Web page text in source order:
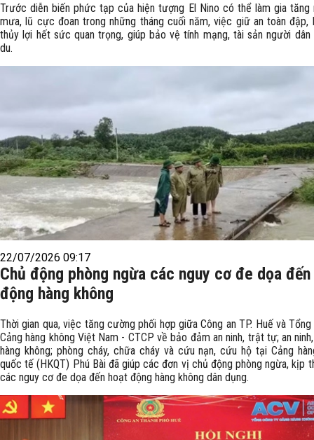
Trước diễn biến phức tạp của hiện tượng El Nino có thể làm gia tăng
mưa, lũ cực đoan trong những tháng cuối năm, việc giữ an toàn đập,
thủy lợi hết sức quan trọng, giúp bảo vệ tính mạng, tài sản người dân
du.
22/07/2026 09:17
Chủ động phòng ngừa các nguy cơ đe dọa
động hàng không
Thời gian qua, việc tăng cường phối hợp giữa Công an TP. Huế và
Cảng hàng không Việt Nam - CTCP về bảo đảm an ninh, trật tự; an
hàng không; phòng cháy, chữa cháy và cứu nạn, cứu hộ tại Cảng
quốc tế (HKQT) Phú Bài đã giúp các đơn vị chủ động phòng ngừa, kịp
các nguy cơ đe dọa đến hoạt động hàng không dân dụng.